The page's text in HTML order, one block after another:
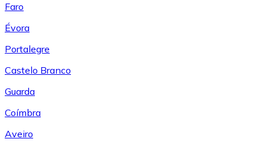
Faro
Évora
Portalegre
Castelo Branco
Guarda
Coímbra
Aveiro